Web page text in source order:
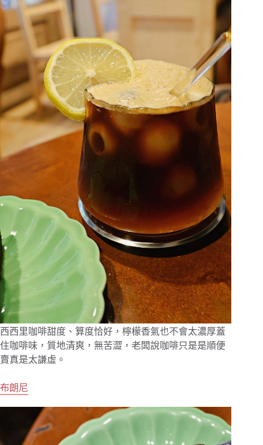
西西里咖啡甜度、算度恰好，檸檬香氣也不會太濃厚蓋
住咖啡味，質地清爽，無苦澀，老闆說咖啡只是是順便
賣真是太謙虛。
布朗尼